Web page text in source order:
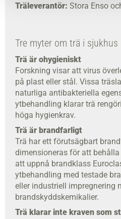
Träleverantör: Stora Enso
Tre myter om trä i sjukhus
Trä är ohygieniskt
Forskning visar att virus
på plast eller stål. Vissa
naturliga antibakteriella
ytbehandling klarar trä
höga hygienkrav.
Trä är brandfarligt
Trä har ett förutsägbart
dimensioneras för att
att uppnå brandklass
ytbehandling med testade
eller industriell impregnering
brandskyddskemikalier.
Trä klarar inte kraven som